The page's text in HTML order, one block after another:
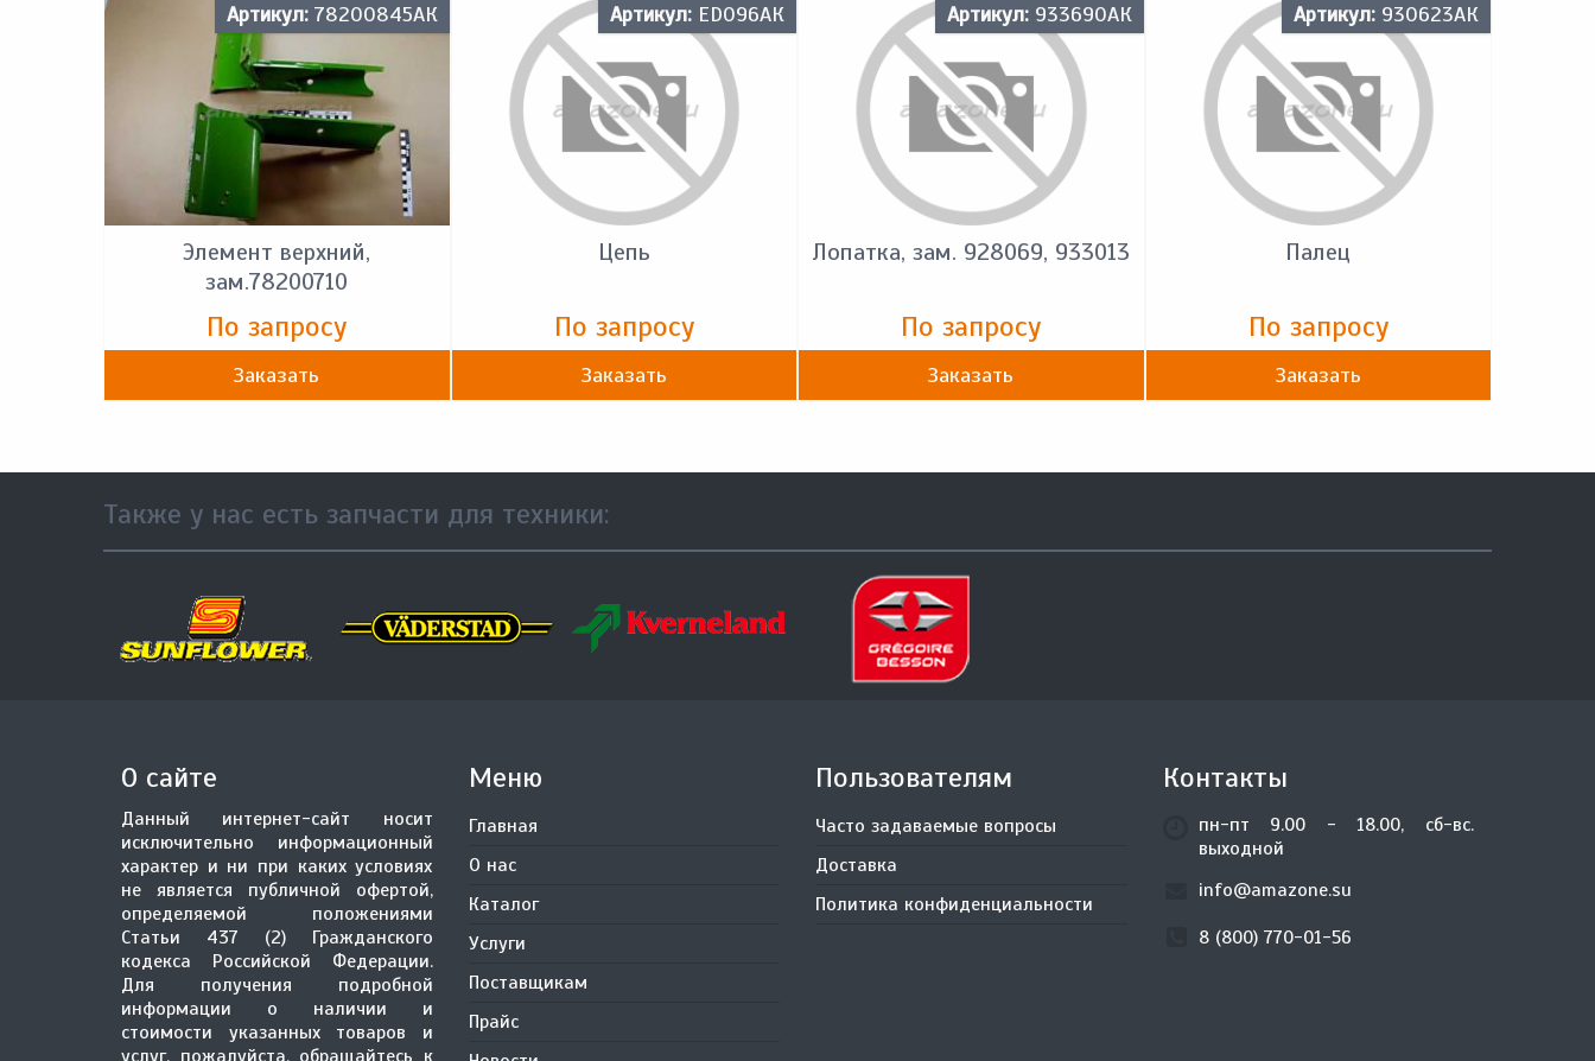
Артикул: 78200845АК
Элемент верхний,
зам.78200710
По запросу
Заказать
Артикул: ED096АК
Цепь
По запросу
Заказать
Артикул: 933690АК
Лопатка, зам. 928069, 933013
По запросу
Заказать
Артикул: 930623АК
Палец
По запросу
Заказать
Также у нас есть запчасти для техники:
О сайте
Данный интернет-сайт носит
исключительно информационный
характер и ни при каких условиях
не является публичной офертой,
определяемой положениями
Статьи 437 (2) Гражданского
кодекса Российской Федерации.
Для получения подробной
информации о наличии и
стоимости указанных товаров и
услуг, пожалуйста, обращайтесь к
Меню
Главная
О нас
Каталог
Услуги
Поставщикам
Прайс
Пользователям
Часто задаваемые вопросы
Доставка
Политика конфиденциальности
Контакты
пн-пт 9.00 - 18.00, сб-вс.
выходной
info@amazone.su
8 (800) 770-01-56